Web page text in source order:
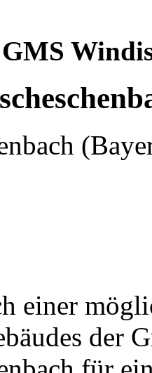
GMS
einer
der